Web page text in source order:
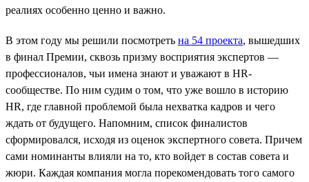
реалиях особенно ценно и важно.
В этом году мы решили посмотреть на 54 проекта, вышедших
в финал Премии, сквозь призму восприятия экспертов —
профессионалов, чьи имена знают и уважают в HR-
сообществе. По ним судим о том, что уже вошло в историю
HR, где главной проблемой была нехватка кадров и чего
ждать от будущего. Напомним, список финалистов
сформировался, исходя из оценок экспертного совета. Причем
сами номинанты влияли на то, кто войдет в состав совета и
жюри. Каждая компания могла порекомендовать того самого